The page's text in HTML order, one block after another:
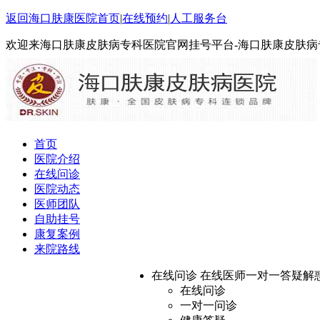
返回海口肤康医院首页|在线预约| 人工服务台
欢迎来海口肤康皮肤病专科医院官网挂号平台-海口肤康皮肤
首页
医院介绍
在线问诊
医院动态
医师团队
自助挂号
康复案例
来院路线
在线问诊 在线医师一对一答疑解
在线问诊
一对一问诊